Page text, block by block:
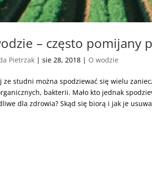
– często pomijany
Pietrzak |sie 28, 2018 | O wodzie
ze studni można spodziewać się wielu
bakterii. Mało kto jednak
dla zdrowia? Skąd się biorą i jak je